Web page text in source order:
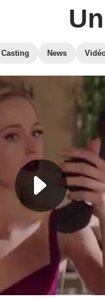
Casting News